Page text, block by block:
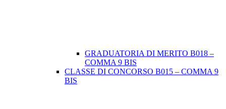
GRADUATORIA DI MERITO B018 –
COMMA 9 BIS
CLASSE DI CONCORSO B015 – COMMA 9
BIS